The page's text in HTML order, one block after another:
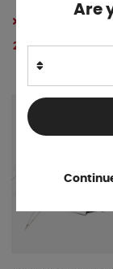
24 990 kr
Are